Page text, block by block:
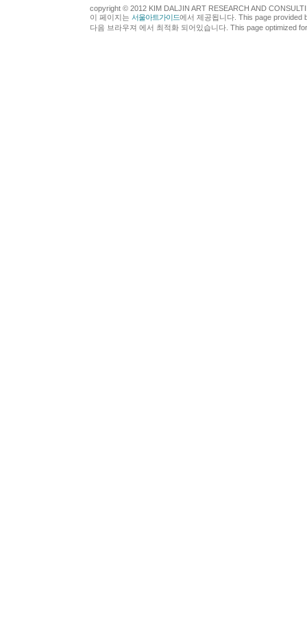
copyright © 2012 KIM DALJIN ART RESEARCH AND
이 페이지는 서울아트가이드에서 제공됩니다. This page provided
다음 브라우져 에서 최적화 되어있습니다. This page optimized